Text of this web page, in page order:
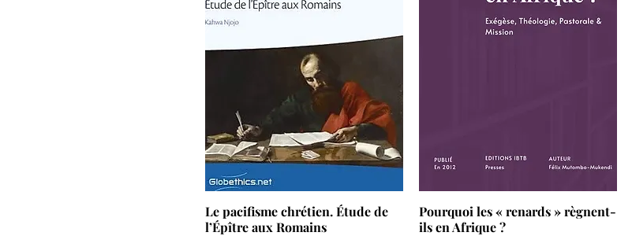
Le pacifisme chrétien. Étude de
l’Épître aux Romains
Pourquoi les « renards » règnent-
ils en Afrique ?